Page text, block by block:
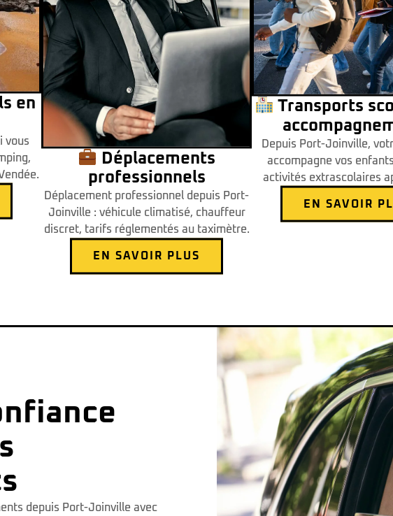
en
vous
Déplacements
professionnels
Déplacement professionnel depuis Port-
Joinville : véhicule climatisé, chauffeur
discret, tarifs réglementés au taximètre.
EN SAVOIR PLUS
Transports
Depuis Port-Joinville,
accompagne vos
activités extrascolaires
EN SAVOIR
depuis Port-Joinville avec